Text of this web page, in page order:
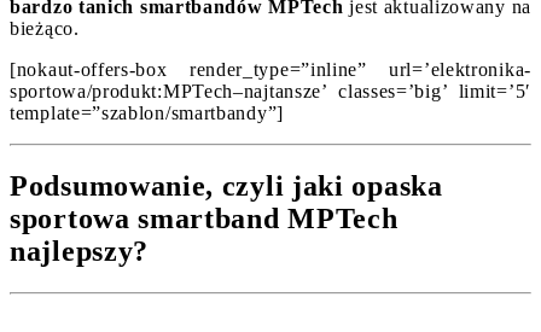
bardzo tanich smartbandów MPTech jest aktualizowany na
bieżąco.
[nokaut-offers-box render_type=”inline” url=’elektronika-
sportowa/produkt:MPTech–najtansze’ classes=’big’ limit=’5′
template=”szablon/smartbandy”]
Podsumowanie, czyli jaki opaska
sportowa smartband MPTech
najlepszy?